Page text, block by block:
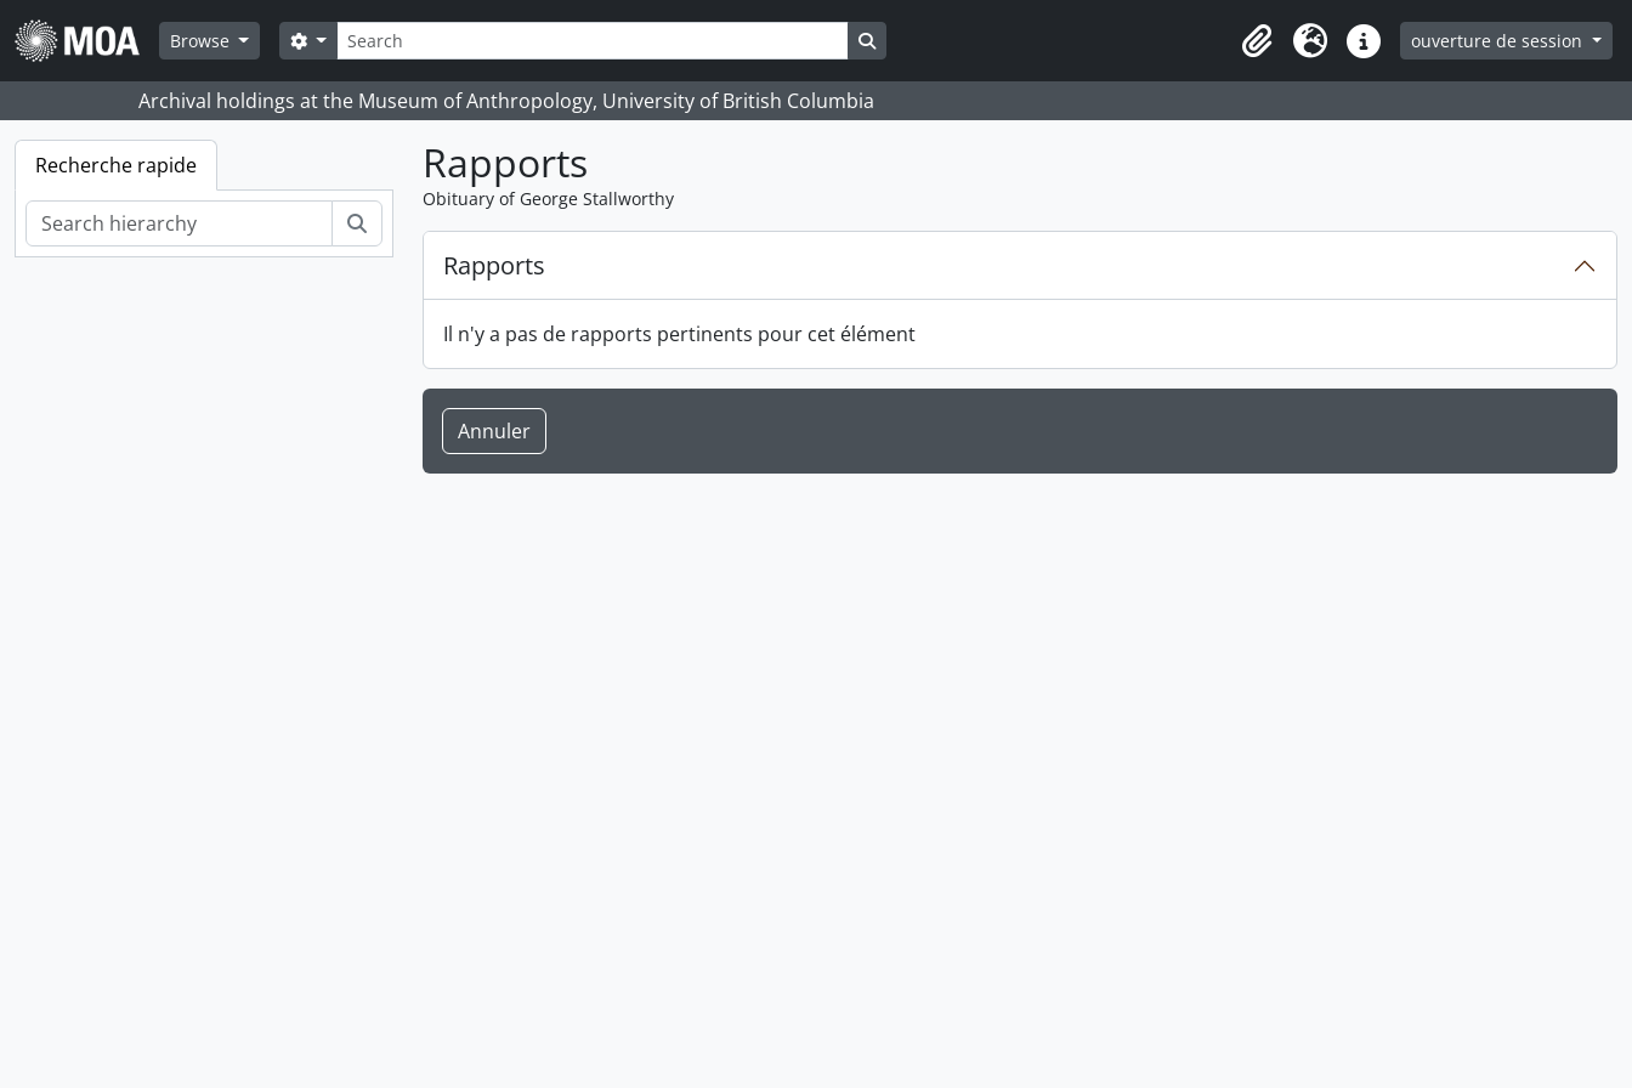
Skip to main content
Browse
Rechercher
Search options Search in browse page
ClipboardLangueLiens rapidesouverture de session
Archival holdings at the Museum of Anthropology, University of British Columbia
Recherche rapide Rapports
Obituary of George Stallworthy
Rapports
Il n'y a pas de rapports pertinents pour cet élément
Annuler